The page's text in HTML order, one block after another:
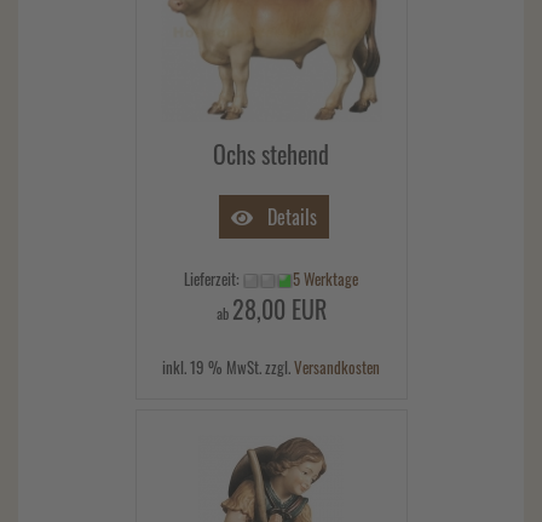
Ochs stehend
Details
Lieferzeit: 5 Werktage
ab 28,00 EUR
inkl. 19 % MwSt. zzgl.Versandkosten